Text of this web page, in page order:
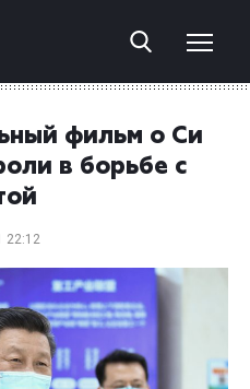
фильм о Си
в борьбе с
22:12